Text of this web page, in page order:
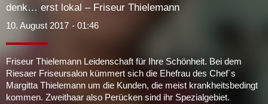
denk… erst lokal – Friseur Thielemann
10. August 2017 - 01:46
Friseur Thielemann Leidenschaft für Ihre Schönheit. Bei dem
Riesaer Friseursalon kümmert sich die Ehefrau des Chef´s
Margitta Thielemann um die Kunden, die meist krankheitsbedingt
kommen. Zweithaar also Perücken sind ihr Spezialgebiet.